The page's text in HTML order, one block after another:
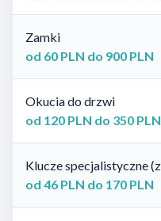
Zamki
od 60 PLN do 900 PLN
Okucia do drzwi
od 120 PLN do 350 PLN
Klucze specjalistyczne
od 46 PLN do 170 PLN